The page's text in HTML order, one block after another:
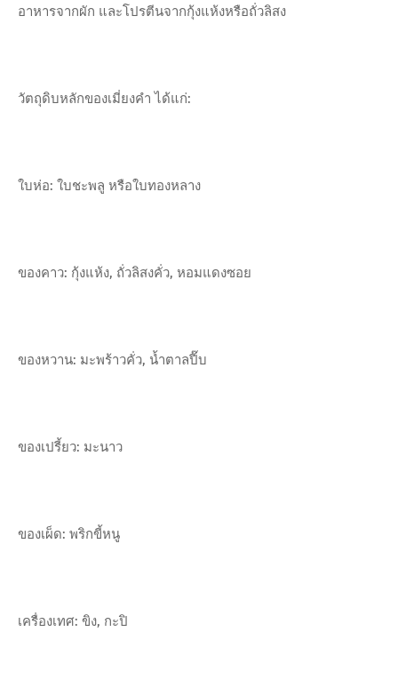
อาหารจากผัก และโปรตีนจากกุ้งแห้งหรือถั่วลิสง
วัตถุดิบหลักของเมี่ยงคำ ได้แก่:
ใบห่อ: ใบชะพลู หรือใบทองหลาง
ของคาว: กุ้งแห้ง, ถั่วลิสงคั่ว, หอมแดงซอย
ของหวาน: มะพร้าวคั่ว, น้ำตาลปี๊บ
ของเปรี้ยว: มะนาว
ของเผ็ด: พริกขี้หนู
เครื่องเทศ: ขิง, กะปิ